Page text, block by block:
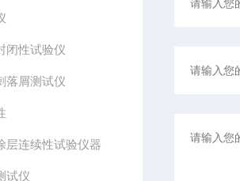
闭性试验仪
落屑测试仪
层连续性试验仪器
试仪